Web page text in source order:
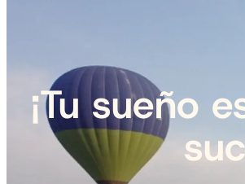
¡Tu sueño